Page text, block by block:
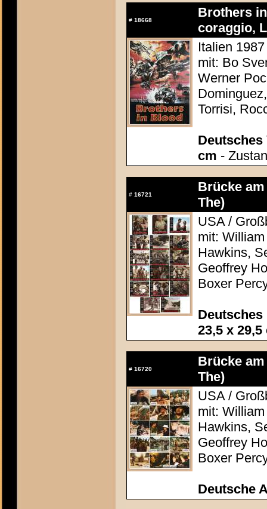
# 18668
Brothers
coraggio,
Italien
mit: Bo
Werner
Torrisi,
Deutsches
cm -
# 16721
Brücke
The)
USA /
mit:
Hawkins,
Geoffrey
Boxer
23,5 x 29,5
# 16720
Brücke
The)
USA /
mit:
Hawkins,
Geoffrey
Boxer
Deutsche